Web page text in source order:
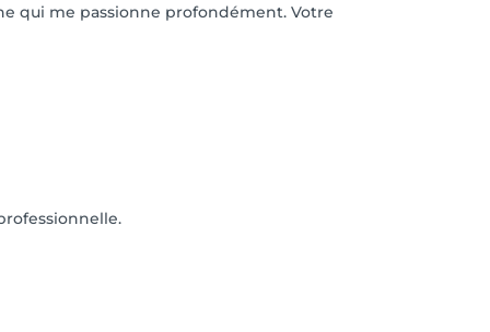
qui me passionne profondément. Votre